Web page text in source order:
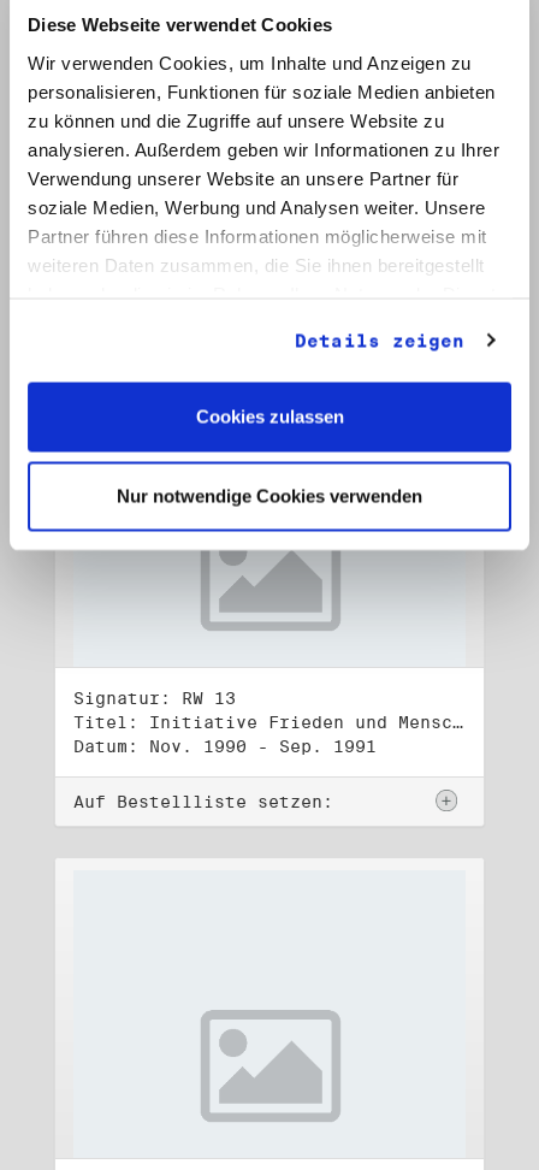
Diese Webseite verwendet Cookies
Wir verwenden Cookies, um Inhalte und Anzeigen zu
personalisieren, Funktionen für soziale Medien anbieten
zu können und die Zugriffe auf unsere Website zu
analysieren. Außerdem geben wir Informationen zu Ihrer
Verwendung unserer Website an unsere Partner für
soziale Medien, Werbung und Analysen weiter. Unsere
Partner führen diese Informationen möglicherweise mit
weiteren Daten zusammen, die Sie ihnen bereitgestellt
Details zeigen
Cookies zulassen
Nur notwendige Cookies verwenden
Signatur: RW 12
Titel: Initiative Frieden und Menschenrechte (2)
Datum: Mai - Nov. 1990
Signatur: RW 13
Titel: Initiative Frieden und Menschenrechte (3)
Datum: Nov. 1990 - Sep. 1991
Auf Bestellliste setzen: